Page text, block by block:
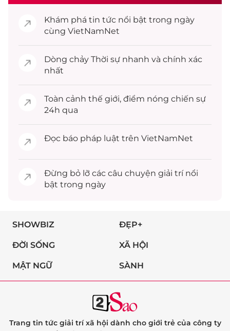
Khám phá tin tức nổi bật trong ngày
cùng VietNamNet
Dòng chảy Thời sự nhanh và chính xác
nhất
Toàn cảnh thế giới, điểm nóng chiến sự
24h qua
Đọc báo pháp luật trên VietNamNet
Đừng bỏ lỡ các câu chuyện giải trínổi
bật trong ngày
SHOWBIZ ĐẸP+
ĐỜI SỐNG XÃ HỘI
MẬT NGỮ SÀNH
Trang tin tức giải trí xã hội dành cho giới trẻ của công ty